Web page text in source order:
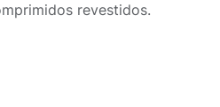
revestidos.